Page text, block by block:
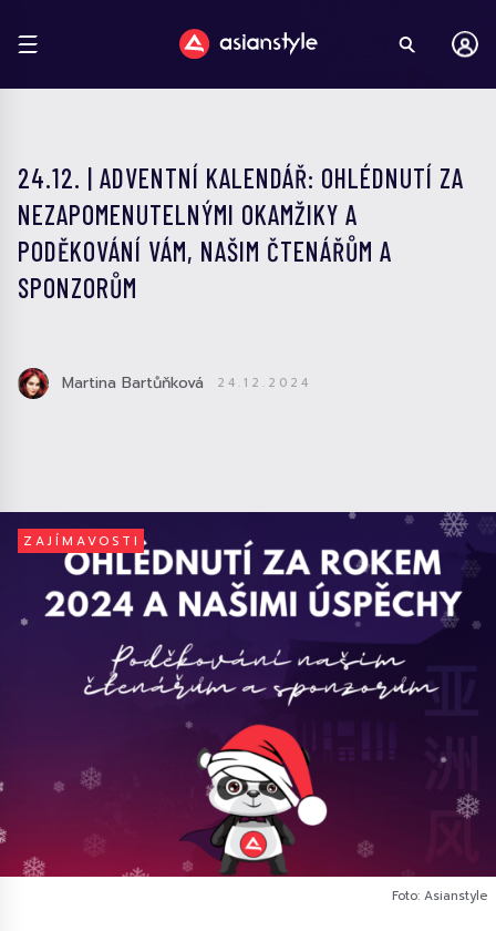
24.12. | ADVENTNÍ KALENDÁŘ: OHLÉDNUTÍ ZA
NEZAPOMENUTELNÝMI OKAMŽIKY A
PODĚKOVÁNÍ VÁM, NAŠIM ČTENÁŘŮM A
SPONZORŮM
Martina Bartůňková 24.12.2024
ZAJÍMAVOSTI
Foto: Asianstyle